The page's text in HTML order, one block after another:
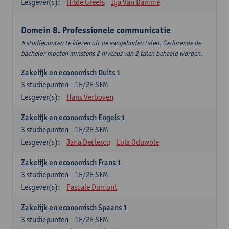
Domein 8. Professionele communicatie
6 studiepunten te kiezen uit de aangeboden talen. Gedurende de
bachelor moeten minstens 2 niveaus van 2 talen behaald worden.
Zakelijk en economisch Duits 1
1E/2E SEM
3 studiepunten
Lesgever(s):
Hans Verboven
Zakelijk en economisch Engels 1
1E/2E SEM
3 studiepunten
Lesgever(s):
Jana Declercq Lola Oduwole
Zakelijk en economisch Frans 1
1E/2E SEM
3 studiepunten
Lesgever(s):
Pascale Dumont
Zakelijk en economisch Spaans 1
1E/2E SEM
3 studiepunten